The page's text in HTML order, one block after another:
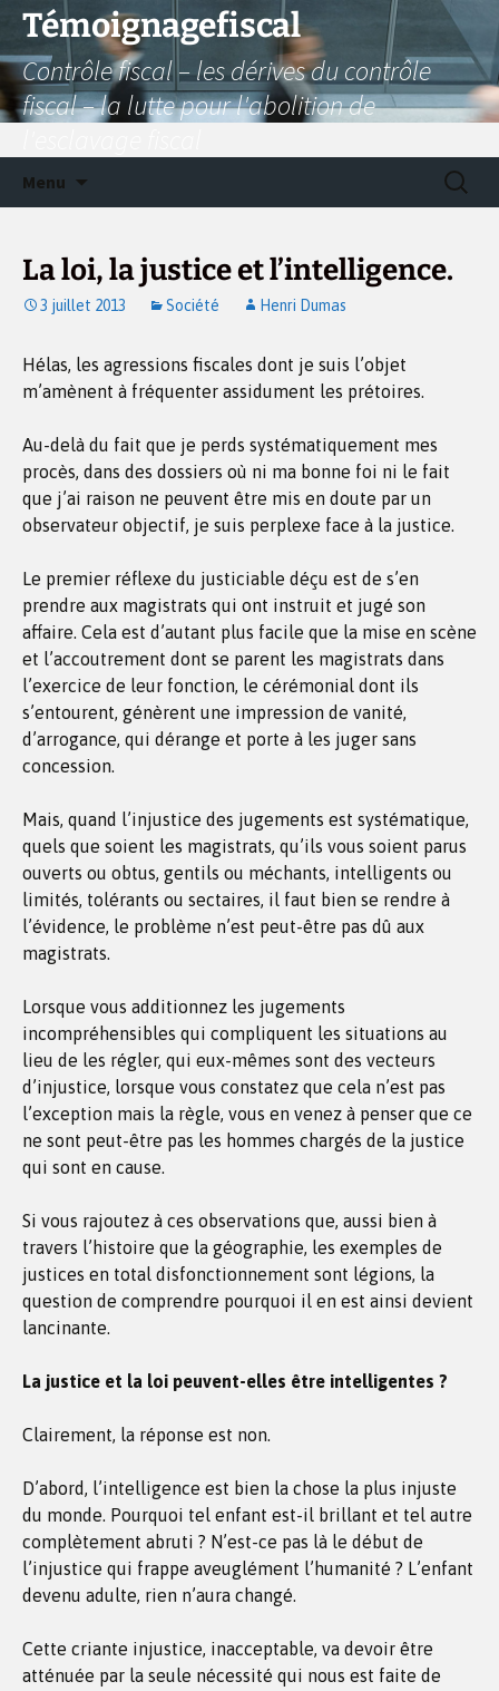
Aller
contenu
Témoignagefiscal
Contrôle fiscal – les dérives du contrôle
fiscal – la lutte pour l'abolition de
Menu
La loi, la justice et l’intelligence.
3 juillet 2013 Société Henri Dumas
Hélas, les agressions fiscales dont je suis l’objet
m’amènent à fréquenter assidument les prétoires.
Au-delà du fait que je perds systématiquement mes
procès, dans des dossiers où ni ma bonne foi ni le fait
que j’ai raison ne peuvent être mis en doute par un
observateur objectif, je suis perplexe face à la justice.
Le premier réflexe du justiciable déçu est de s’en
prendre aux magistrats qui ont instruit et jugé son
affaire. Cela est d’autant plus facile que la mise en scène
et l’accoutrement dont se parent les magistrats dans
l’exercice de leur fonction, le cérémonial dont ils
s’entourent, génèrent une impression de vanité,
d’arrogance, qui dérange et porte à les juger sans
concession.
Mais, quand l’injustice des jugements est systématique,
quels que soient les magistrats, qu’ils vous soient parus
ouverts ou obtus, gentils ou méchants, intelligents ou
limités, tolérants ou sectaires, il faut bien se rendre à
l’évidence, le problème n’est peut-être pas dû aux
magistrats.
Lorsque vous additionnez les jugements
incompréhensibles qui compliquent les situations au
lieu de les régler, qui eux-mêmes sont des vecteurs
d’injustice, lorsque vous constatez que cela n’est pas
l’exception mais la règle, vous en venez à penser que ce
ne sont peut-être pas les hommes chargés de la justice
qui sont en cause.
Si vous rajoutez à ces observations que, aussi bien à
travers l’histoire que la géographie, les exemples de
justices en total disfonctionnement sont légions, la
question de comprendre pourquoi il en est ainsi devient
lancinante.
La justice et la loi peuvent-elles être intelligentes ?
Clairement, la réponse est non.
D’abord, l’intelligence est bien la chose la plus injuste
du monde. Pourquoi tel enfant est-il brillant et tel autre
complètement abruti ? N’est-ce pas là le début de
l’injustice qui frappe aveuglément l’humanité ? L’enfant
devenu adulte, rien n’aura changé.
Cette criante injustice, inacceptable, va devoir être
atténuée par la seule nécessité qui nous est faite de